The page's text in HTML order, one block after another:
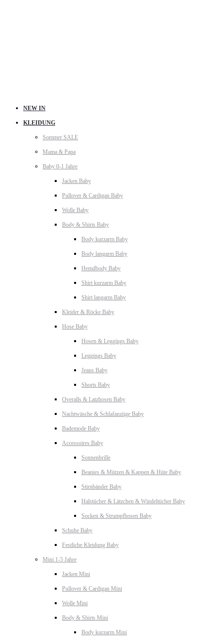
NEW IN
KLEIDUNG
Sommer SALE
Mama & Papa
Baby 0-1 Jahre
Jacken Baby
Pullover & Cardigan Baby
Wolle Baby
Body & Shirts Baby
Body kurzarm Baby
Body langarm Baby
Hemdbody Baby
Shirt kurzarm Baby
Shirt langarm Baby
Kleider & Röcke Baby
Hose Baby
Hosen & Leggings Baby
Leggings Baby
Jeans Baby
Shorts Baby
Overalls & Latzhosen Baby
Nachtwäsche & Schlafanzüge Baby
Bademode Baby
Accessoires Baby
Sonnenbrille
Beanies & Mützen & Kappen & Hüte Baby
Stirnbänder Baby
Halstücher & Lätzchen & Windeltücher Baby
Socken & Strumpfhosen Baby
Schuhe Baby
Festliche Kleidung Baby
Mini 1-5 Jahre
Jacken Mini
Pullover & Cardigan Mini
Wolle Mini
Body & Shirts Mini
Body kurzarm Mini